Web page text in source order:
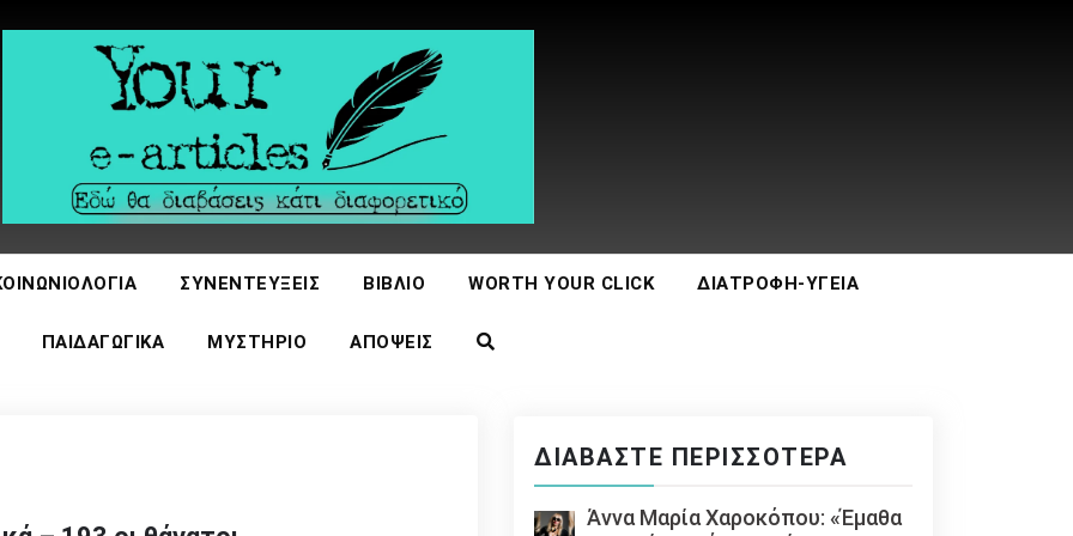
ΣΥΝΕΝΤΕΎΞΕΙΣ ΒΙΒΛΊΟ WORTH YOUR CLICK ΔΙΑΤΡΟΦΉ-ΥΓΕΊΑ
ΠΑΙΔΑΓΩΓΙΚΆ ΜΥΣΤΉΡΙΟ ΑΠΌΨΕΙΣ
ΔΙΑΒΆΣΤΕ ΠΕΡΙΣΣΌΤΕΡΑ
Άννα Μαρία Χαροκόπου: «Έμαθα